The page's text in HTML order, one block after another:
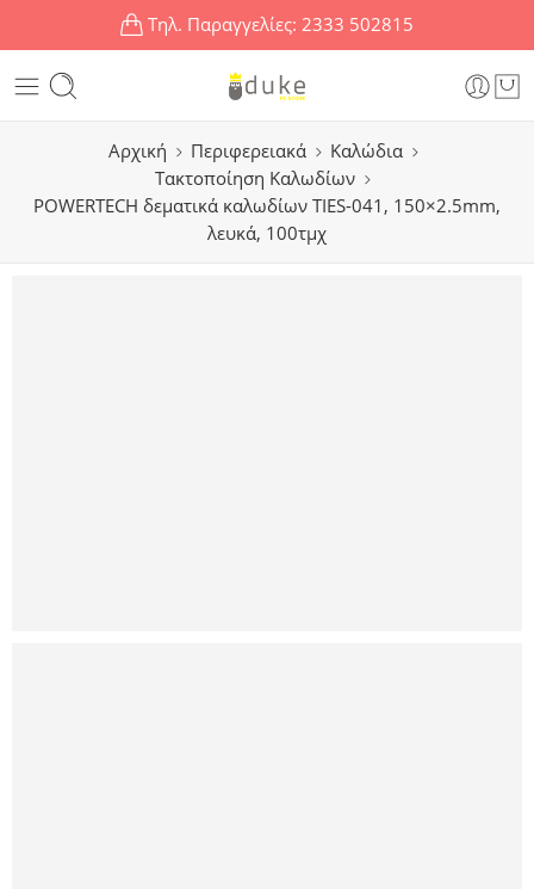
Τηλ. Παραγγελίες: 2333 502815
Αρχική Περιφερειακά
Καλώδια
Τακτοποίηση Καλωδίων
POWERTECH δεματικά καλωδίων TIES-041, 150×2.5mm,
λευκά, 100τμχ